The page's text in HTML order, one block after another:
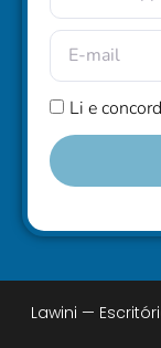
Li e
Lawini —